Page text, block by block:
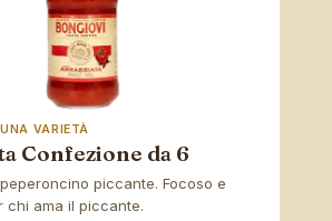
VARIETÀ
Confezione da 6
piccante. Focoso e
ama il piccante.